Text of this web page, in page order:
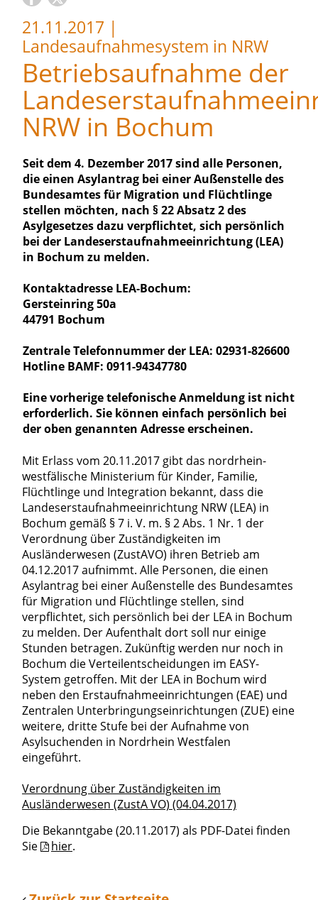
21.11.2017 |
Landesaufnahmesystem in NRW
Betriebsaufnahme der
NRW in Bochum
Seit dem 4. Dezember 2017 sind alle Personen,
die einen Asylantrag bei einer Außenstelle des
Bundesamtes für Migration und Flüchtlinge
stellen möchten, nach § 22 Absatz 2 des
Asylgesetzes dazu verpflichtet, sich persönlich
bei der Landeserstaufnahmeeinrichtung (LEA)
in Bochum zu melden.
Kontaktadresse LEA-Bochum:
Gersteinring 50a
44791 Bochum
Zentrale Telefonnummer der LEA: 02931-826600
Hotline BAMF: 0911-94347780
Eine vorherige telefonische Anmeldung ist nicht
erforderlich. Sie können einfach persönlich bei
der oben genannten Adresse erscheinen.
Mit Erlass vom 20.11.2017 gibt das nordrhein-
westfälische Ministerium für Kinder, Familie,
Flüchtlinge und Integration bekannt, dass die
Landeserstaufnahmeeinrichtung NRW (LEA) in
Bochum gemäß § 7 i. V. m. § 2 Abs. 1 Nr. 1 der
Verordnung über Zuständigkeiten im
Ausländerwesen (ZustAVO) ihren Betrieb am
04.12.2017 aufnimmt. Alle Personen, die einen
Asylantrag bei einer Außenstelle des Bundesamtes
für Migration und Flüchtlinge stellen, sind
verpflichtet, sich persönlich bei der LEA in Bochum
zu melden. Der Aufenthalt dort soll nur einige
Stunden betragen. Zukünftig werden nur noch in
Bochum die Verteilentscheidungen im EASY-
System getroffen. Mit der LEA in Bochum wird
neben den Erstaufnahmeeinrichtungen (EAE) und
Zentralen Unterbringungseinrichtungen (ZUE) eine
weitere, dritte Stufe bei der Aufnahme von
Asylsuchenden in Nordrhein Westfalen
eingeführt.
Verordnung über Zuständigkeiten im
Ausländerwesen (ZustA VO) (04.04.2017)
Die Bekanntgabe (20.11.2017) als PDF-Datei finden
Sie
hier.